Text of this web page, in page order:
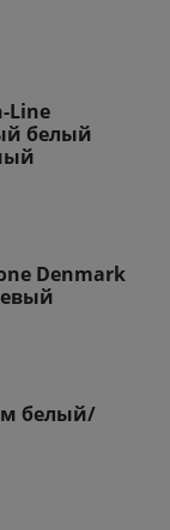
Line
белый
Denmark
белый/